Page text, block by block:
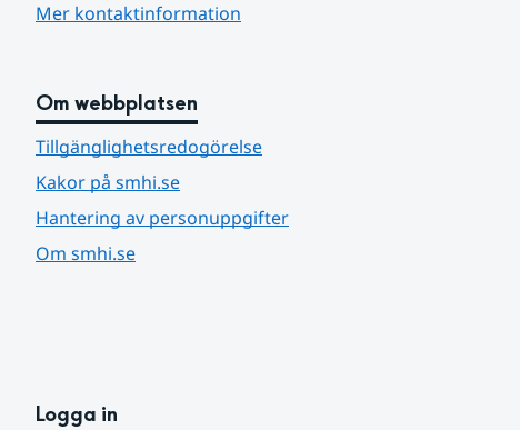
Mer kontaktinformation
Om webbplatsen
Tillgänglighetsredogörelse
Kakor på smhi.se
Hantering av personuppgifter
Om smhi.se
Logga in